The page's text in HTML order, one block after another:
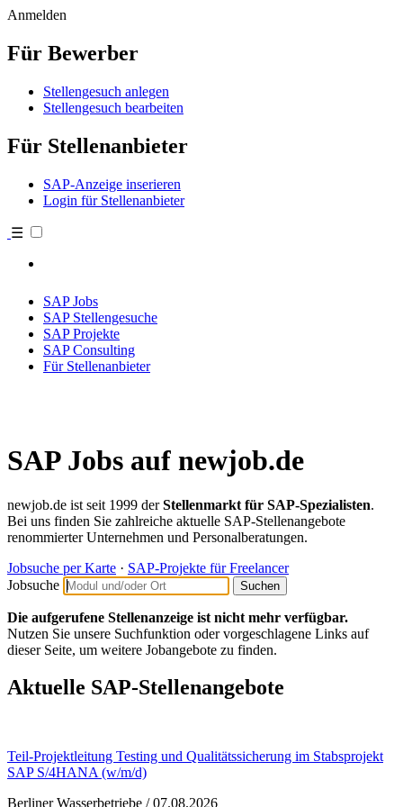
Anmelden
Für Bewerber
Stellengesuch anlegen
Stellengesuch bearbeiten
Für Stellenanbieter
SAP-Anzeige inserieren
Login für Stellenanbieter
SAP Jobs
SAP Stellengesuche
SAP Projekte
SAP Consulting
Für Stellenanbieter
SAP Jobs auf newjob.de
newjob.de ist seit 1999 derStellenmarkt für SAP-Spezialisten.
Bei uns finden Sie zahlreiche aktuelle SAP-Stellenangebote
renommierter Unternehmen und Personalberatungen.
Jobsuche per Karte · SAP-Projekte für Freelancer
Jobsuche
Die aufgerufene Stellenanzeige ist nicht mehr verfügbar.
Nutzen Sie unsere Suchfunktion oder vorgeschlagene Links auf
dieser Seite, um weitere Jobangebote zu finden.
Aktuelle SAP-Stellenangebote
Teil-Projektleitung Testing und Qualitätssicherung im Stabsprojekt
SAP S/4HANA (w/m/d)
Berliner Wasserbetriebe / 07.08.2026